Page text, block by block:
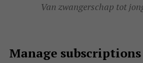
Van zwangerschap tot
Manage subscriptions